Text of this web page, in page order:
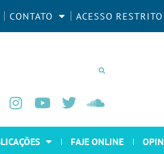
CONTATO ACESSO RESTRITO
FAJE ONLINE